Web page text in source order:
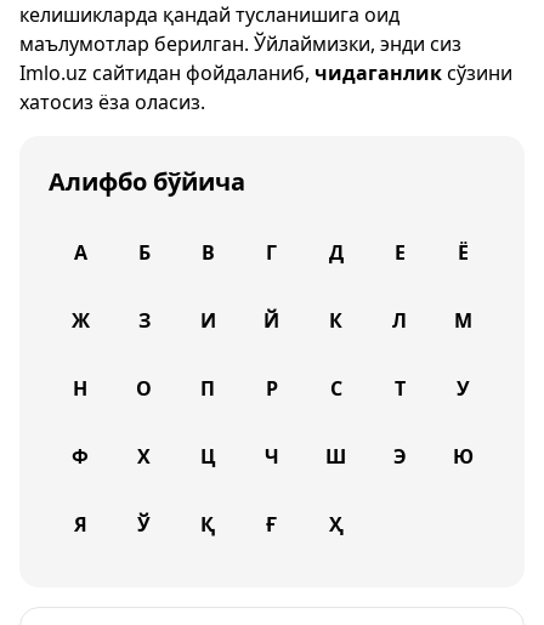
келишикларда қандай тусланишига оид
маълумотлар берилган. Ўйлаймизки, энди сиз
Imlo.uz сайтидан фойдаланиб, чидаганликсўзини
хатосиз ёза оласиз.
Алифбо бўйича
А Б В Г Д Е Ё
Ж З И Й К Л М
Н О П Р С Т У
Ф Х Ц Ч Ш Э Ю
Я Ў Қ Ғ Ҳ